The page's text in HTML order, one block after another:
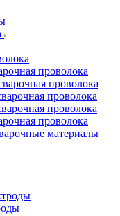
проволока
проволока
проволока
проволока
проволока
материалы